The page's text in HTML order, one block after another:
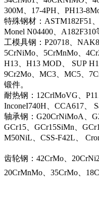
300M、17-4PH、PH13-
特殊钢材：ASTM182F51、
Monel N04400、A182F310
工模具钢：P20718、
5CrNiMo、5CrMnMo、
H13、H13 MOD、 SUP
9Cr2Mo、MC3、MC5、
锻件。
耐热钢：12CrlMoVG、P11
InconeI740H、CCA617、
轴承钢：G20CrNiMoA、
GCr15、GCr15SiMn、
M50NiL、CSS-F42L、
齿轮钢：42CrMo、
20CrMnMo、35CrMo、